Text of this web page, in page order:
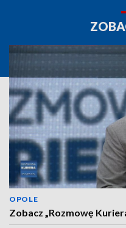
OPOLE
Zobacz „Rozmowę